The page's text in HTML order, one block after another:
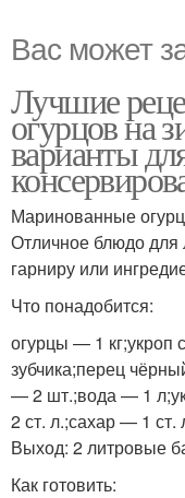
Вас может
Лучшие
огурцов на
варианты
Маринованные
Отличное блюдо для
гарниру или
Что понадобится:
огурцы — 1
зубчика;перец
— 2 шт.;вода — 1
2 ст. л.;сахар — 1 ст.
Выход: 2 литровые
Как готовить: